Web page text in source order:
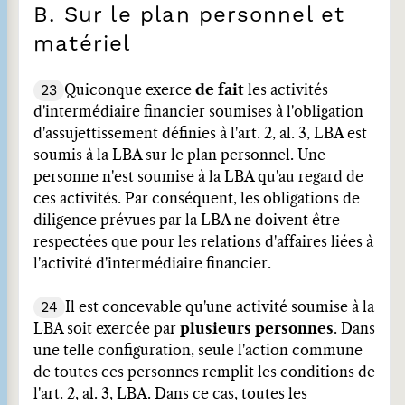
B. Sur le plan personnel et
matériel
23 Quiconque exerce de fait les activités
d'intermédiaire financier soumises à l'obligation
d'assujettissement définies à l'art. 2, al. 3, LBA est
soumis à la LBA sur le plan personnel. Une
personne n'est soumise à la LBA qu'au regard de
ces activités. Par conséquent, les obligations de
diligence prévues par la LBA ne doivent être
respectées que pour les relations d'affaires liées à
l'activité d'intermédiaire financier.
24
Il est concevable qu'une activité soumise à la
LBA soit exercée par plusieurs personnes. Dans
une telle configuration, seule l'action commune
de toutes ces personnes remplit les conditions de
l'art. 2, al. 3, LBA. Dans ce cas, toutes les